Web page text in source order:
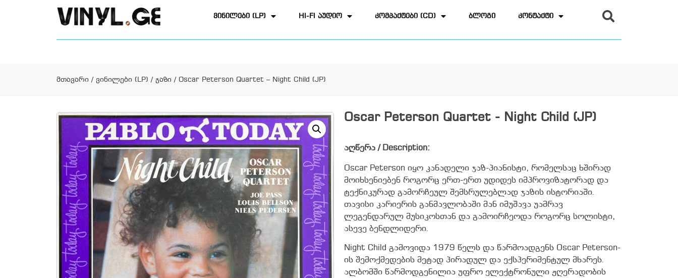
ვინილები (LP) HI-FI აუდიო კომპაქტები (CD) ბლოგი კონტაქტი
მთავარი / ვინილები (LP) / ჯაზი / Oscar Peterson Quartet – Night Child (JP)
Oscar Peterson Quartet - Night Child (JP)
აღწერა / Description:
Oscar Peterson იყო კანადელი ჯაზ-პიანისტი, რომელსაც ხშირად
მოიხსენიებენ როგორც ერთ-ერთ უდიდეს იმპროვიზატორად და
ტექნიკურად გამორჩეულ შემსრულებლად ჯაზის ისტორიაში.
თავისი კარიერის განმავლობაში მან იმუშავა უამრავ
ლეგენდარულ მუსიკოსთან და გამოირჩეოდა როგორც სოლისტი,
ასევე ბენდლიდერი.
Night Child გამოვიდა 1979 წელს და წარმოადგენს Oscar Peterson-
ის შემოქმედების მეტად პირადულ და ექსპერიმენტულ მხარეს.
ალბომში წარმოდგენილია უფრო ელექტრონული ჟღერადობის